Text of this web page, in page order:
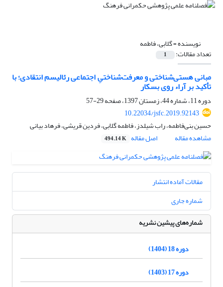
نویسنده =گلابی، فاطمه
تعداد مقالات: 1
مبانی هستی‌شناختی و معرفت‌شناختیِ اجتماعی رئالیسم انتقادی؛ با
تأکید بر آراء روی بسکار
دوره 11، شماره 44، زمستان 1397، صفحه
29-57
10.22034/jsfc.2019.92143
حسین بنی‌فاطمه، راب شیلدز، فاطمه گلابی، فردین قریشی، فرهاد بیانی
مشاهده مقاله
اصل مقاله 494.14 K
مقالات آماده انتشار
شماره جاری
شماره‌های پیشین نشریه
دوره 18 (1404)
دوره 17 (1403)